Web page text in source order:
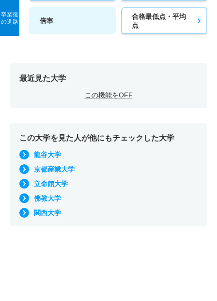
卒業後
の進路
倍率
合格最低点・平均
点
最近見た大学
この機能をOFF
この大学を見た人が他にもチェックした大学
龍谷大学
京都産業大学
立命館大学
佛教大学
関西大学